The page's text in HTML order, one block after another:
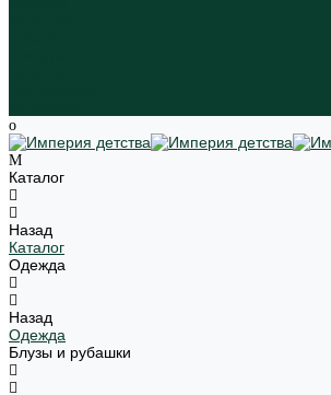
Каталог
Назад
Каталог
Одежда
Назад
Одежда
Блузы и рубашки